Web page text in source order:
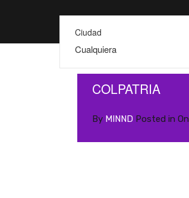
Ciudad
COLPATRIA
By MINND Posted in On